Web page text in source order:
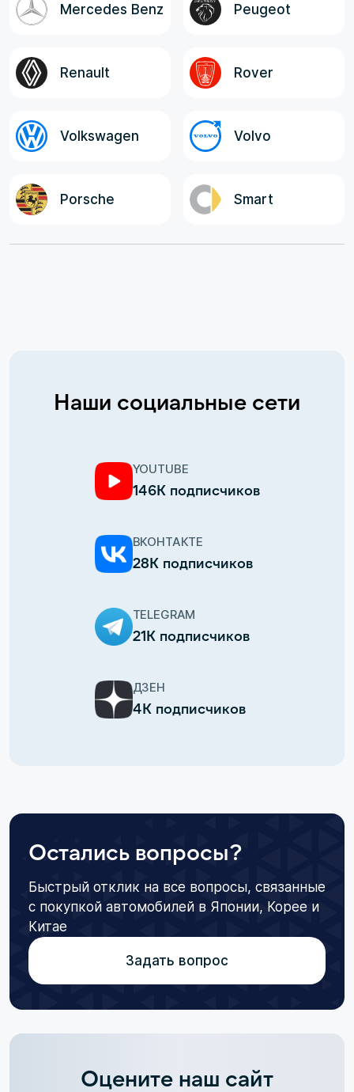
Mercedes Benz Peugeot
Renault Rover
Volkswagen Volvo
Porsche Smart
Наши социальные сети
YOUTUBE
146К подписчиков
ВКОНТАКТЕ
28К подписчиков
TELEGRAM
21К подписчиков
ДЗЕН
4К подписчиков
Остались вопросы?
Быстрый отклик на все вопросы, связанные
с покупкой автомобилей в Японии, Корее и
Китае
Задать вопрос
Оцените наш сайт